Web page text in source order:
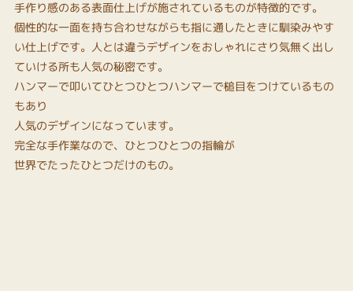
手作り感のある表面仕上げが施されているものが特徴的です。
個性的な一面を持ち合わせながらも指に通したときに馴染みやす
い仕上げです。人とは違うデザインをおしゃれにさり気無く出し
ていける所も人気の秘密です。
ハンマーで叩いてひとつひとつハンマーで槌目をつけているもの
もあり
人気のデザインになっています。
完全な手作業なので、ひとつひとつの指輪が
世界でたったひとつだけのもの。